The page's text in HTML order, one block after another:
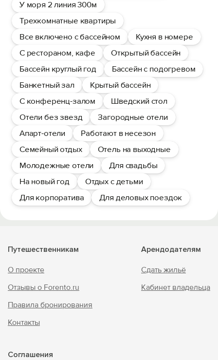
У моря 2 линия 300м
Трехкомнатные квартиры
Все включено с бассейном
Кухня в номере
С рестораном, кафе
Открытый бассейн
Бассейн круглый год
Бассейн с подогревом
Банкетный зал
Крытый бассейн
С конференц-залом
Шведский стол
Отели без звезд
Загородные отели
Апарт-отели
Работают в несезон
Семейный отдых
Отель на выходные
Молодежные отели
Для свадьбы
На новый год
Отдых с детьми
Для корпоратива
Для деловых поездок
Путешественникам
О проекте
Отзывы о Forento.ru
Правила бронирования
Контакты
Арендодателям
Сдать жильё
Кабинет владельца
Соглашения